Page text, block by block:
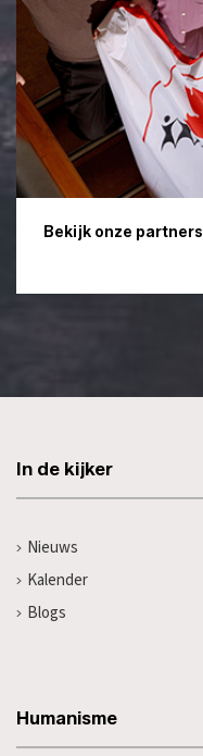
Bekijk onze partners
In de kijker
Nieuws
Kalender
Blogs
Humanisme